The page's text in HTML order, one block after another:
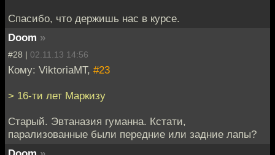
Спасибо, что держишь нас в курсе.
Doom »
#28 | 02.11.13 14:56
Кому: ViktoriaMT, #23
> 16-ти лет Маркизу
Старый. Эвтаназия гуманна. Кстати,
парализованные были передние или задние лапы?